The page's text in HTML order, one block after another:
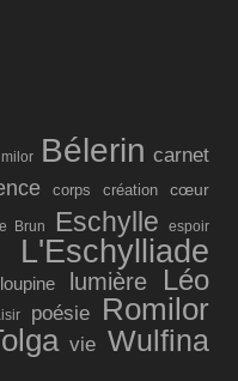
Bélerin carnet
corps création cœur
Brun Eschylle espoir
L'Eschylliade
loupine lumière Léo
poésie Romilor
vie Wulfina